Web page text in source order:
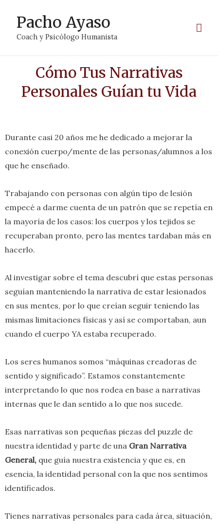
Pacho Ayaso
Coach y Psicólogo Humanista
Cómo Tus Narrativas
Personales Guían tu Vida
Durante casi 20 años me he dedicado a mejorar la
conexión cuerpo/mente de las personas/alumnos a los
que he enseñado.
Trabajando con personas con algún tipo de lesión
empecé a darme cuenta de un patrón que se repetía en
la mayoría de los casos: los cuerpos y los tejidos se
recuperaban pronto, pero las mentes tardaban más en
hacerlo.
Al investigar sobre el tema descubrí que estas personas
seguían manteniendo la narrativa de estar lesionados
en sus mentes, por lo que creían seguir teniendo las
mismas limitaciones físicas y así se comportaban, aun
cuando el cuerpo YA estaba recuperado.
Los seres humanos somos “máquinas creadoras de
sentido y significado”. Estamos constantemente
interpretando lo que nos rodea en base a narrativas
internas que le dan sentido a lo que nos sucede.
Esas narrativas son pequeñas piezas del puzzle de
nuestra identidad y parte de una Gran Narrativa
General, que guía nuestra existencia y que es, en
esencia, la identidad personal con la que nos sentimos
identificados.
Tienes narrativas personales para cada área, situación,